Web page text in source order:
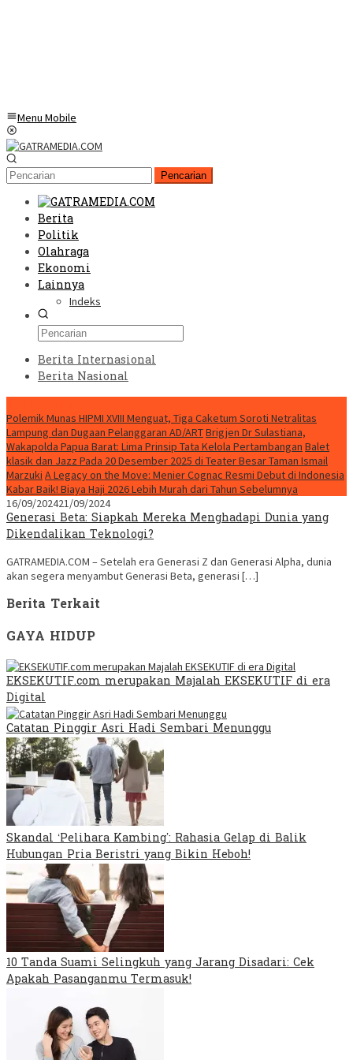
Menu Mobile
Pencarian
Berita
Politik
Olahraga
Ekonomi
Lainnya
Indeks
Berita Internasional
Berita Nasional
Polemik Munas HIPMI XVIII Menguat, Tiga Caketum Soroti Netralitas
Lampung dan Dugaan Pelanggaran AD/ARTBrigjen Dr Sulastiana,
Wakapolda Papua Barat: Lima Prinsip Tata Kelola Pertambangan Balet
klasik dan Jazz Pada 20 Desember 2025 di Teater Besar Taman Ismail
Marzuki A Legacy on the Move: Menier Cognac Resmi Debut di Indonesia
Kabar Baik! Biaya Haji 2026 Lebih Murah dari Tahun Sebelumnya
16/09/202421/09/2024
Generasi Beta: Siapkah Mereka Menghadapi Dunia yang
Dikendalikan Teknologi?
GATRAMEDIA.COM – Setelah era Generasi Z dan Generasi Alpha, dunia
akan segera menyambut Generasi Beta, generasi […]
Berita Terkait
GAYA HIDUP
EKSEKUTIF.com merupakan Majalah EKSEKUTIF di era
Digital
Catatan Pinggir Asri Hadi Sembari Menunggu
Skandal ‘Pelihara Kambing’: Rahasia Gelap di Balik
Hubungan Pria Beristri yang Bikin Heboh!
10 Tanda Suami Selingkuh yang Jarang Disadari: Cek
Apakah Pasanganmu Termasuk!